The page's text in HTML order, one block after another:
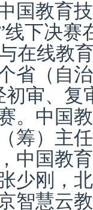
国教育
下决赛
在线教
省（自
初审、复
。中国
筹）主
， 中国教
少刚，
智慧云